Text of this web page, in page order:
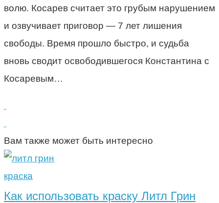
волю. Косарев считает это грубым нарушением
и озвучивает приговор — 7 лет лишения
свободы. Время прошло быстро, и судьба
вновь сводит освободившегося Константина с
Косаревым…
Вам также может быть интересно
краска
Как использовать краску Литл Грин